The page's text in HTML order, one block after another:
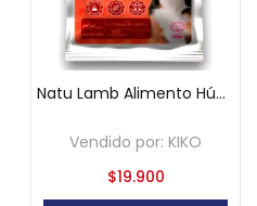
Natu Lamb Alimento Húmedo Holistico para Perros
Vendido por: KIKO
$19.900